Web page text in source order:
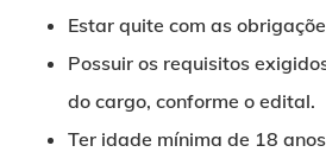
Estar quite com as
Possuir os requisitos
do cargo, conforme o edital.
Ter idade mínima de 18